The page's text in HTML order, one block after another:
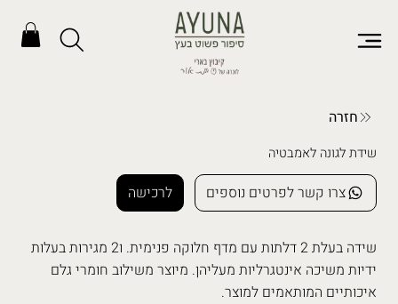
חזרה
שידת לגונה לאמבטיה
לרכישה צרו קשר לפרטים נוספים
שידה בעלת 2 דלתות עם מדף חלוקה פנימית. ו2 מגירות בעלות
ידיות משיכה אינטגרליות מעליהן. מיוצר משילוב חומרי גלם
איכותיים המותאמים למוצר.